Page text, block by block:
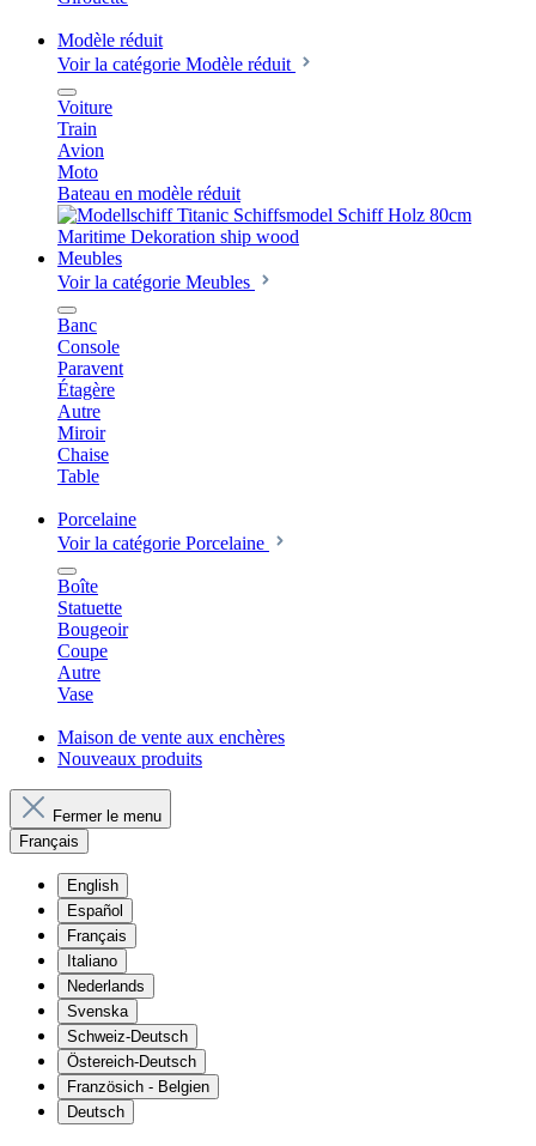
Modèle réduit
Voir la catégorie Modèle réduit
Voiture
Train
Avion
Moto
Bateau en modèle réduit
Meubles
Voir la catégorie Meubles
Banc
Console
Paravent
Étagère
Autre
Miroir
Chaise
Table
Porcelaine
Voir la catégorie Porcelaine
Boîte
Statuette
Bougeoir
Coupe
Autre
Vase
Maison de vente aux enchères
Nouveaux produits
Fermer le menu
Français
English
Español
Français
Italiano
Nederlands
Svenska
Schweiz-Deutsch
Östereich-Deutsch
Französich - Belgien
Deutsch